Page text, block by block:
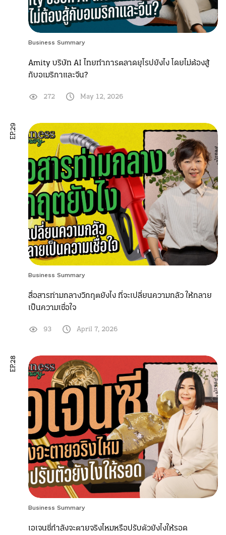
Business Summary
Amity บริษัท AI ไทยทำการตลาดยุโรปยังไง โดยไม่ต้องสู้
กับอเมริกาและจีน?
272 May 12, 2026
Business Summary
สื่อสารท่ามกลางวิกฤตยังไง ที่จะเปลี่ยนความกลัว ให้กลาย
เป็นความเชื่อใจ
EP.29
93 April 7, 2026
Business Summary
เอเจนซี่กำลังจะตายจริงไหมหรือปรับตัวยังไงให้รอด
EP.28